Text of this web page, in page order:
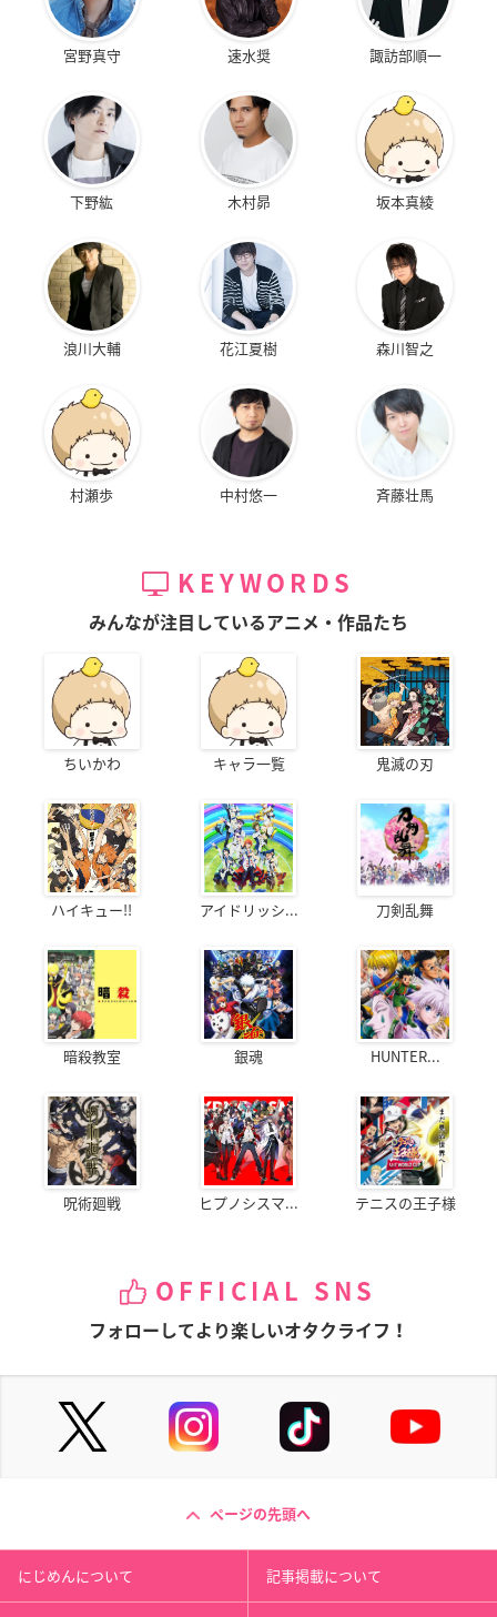
宮野真守 速水奨 諏訪部順一
下野紘 木村昴 坂本真綾
浪川大輔 花江夏樹 森川智之
村瀬歩 中村悠一 斉藤壮馬
KEYWORDS
みんなが注目しているアニメ・作品たち
ちいかわ キャラ一覧 鬼滅の刃
ハイキュー!! アイドリッシ... 刀剣乱舞
暗殺教室 銀魂 HUNTER...
呪術廻戦 ヒプノシスマ... テニスの王子様
OFFICIAL SNS
フォローしてより楽しいオタクライフ！
ページの先頭へ
にじめんについて 記事掲載について